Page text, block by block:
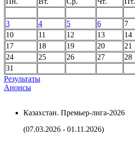
3
4 5 6 7
10
11 12 13 14
17
18 19 20 21
24
25 26 27 28
31
Результаты
Анонсы
Казахстан. Премьер-лига-2026
(07.03.2026 - 01.11.2026)